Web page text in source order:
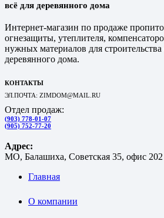
всё для деревянного дома
Интернет-магазин по продаже
огнезащиты, утеплителя,
нужных материалов для
деревянного дома.
КОНТАКТЫ
ЭЛ.ПОЧТА: ZIMDOM@MAIL.RU
Отдел продаж:
(903) 778-01-07
(905) 752-77-20
Адрес:
МО, Балашиха, Советская 35, офис 202
Главная
О компании